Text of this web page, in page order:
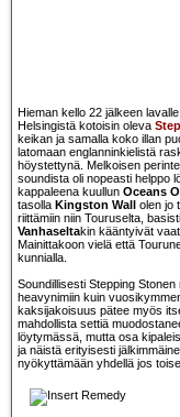
Hieman kello 22 jälkeen
Helsingistä kotoisin oleva
keikan ja samalla koko illan
latomaan englanninkielistä
höystettynä. Melkoisen
soundista oli nopeasti helppo
kappaleena kuullun Oceans
tasolla Kingston Wall
olen jo
riittämiin niin Touruselta, basisti
Vanhaseltakin kääntyivät
Mainittakoon vielä että
kunnialla.
Soundillisesti Stepping
heavynimiin kuin
kaksijakoisuus pätee myös
mahdollista settiä
löytymässä, mutta osa
ja näistä erityisesti
nyökyttämään yhdellä jos